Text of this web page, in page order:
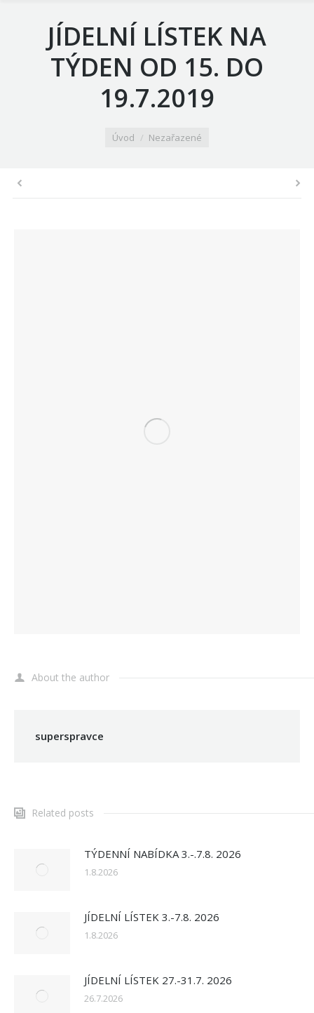
JÍDELNÍ LÍSTEK NA
TÝDEN OD 15. DO
19.7.2019
Úvod Nezařazené
About the author
superspravce
Related posts
TÝDENNÍ NABÍDKA 3.-.7.8. 2026
1.8.2026
JÍDELNÍ LÍSTEK 3.-7.8. 2026
1.8.2026
JÍDELNÍ LÍSTEK 27.-31.7. 2026
26.7.2026